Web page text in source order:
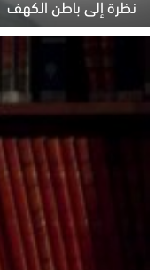
نظرة إلى باطن الكهف
السبت 8 أغسطس 2026 11:04 ص